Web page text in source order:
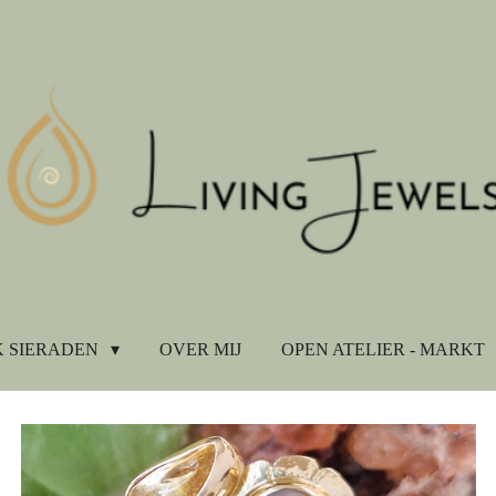
SIERADEN OVER MIJ OPEN ATELIER - MARKT